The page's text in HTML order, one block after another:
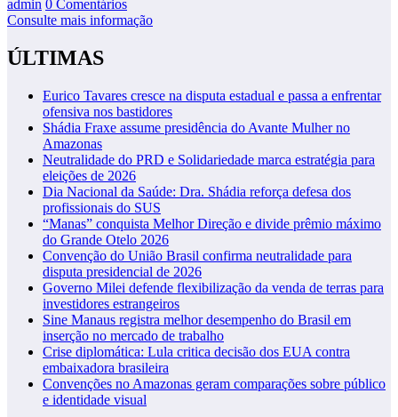
admin 0 Comentários
Consulte mais informação
ÚLTIMAS
Eurico Tavares cresce na disputa estadual e passa a enfrentar
ofensiva nos bastidores
Shádia Fraxe assume presidência do Avante Mulher no
Amazonas
Neutralidade do PRD e Solidariedade marca estratégia para
eleições de 2026
Dia Nacional da Saúde: Dra. Shádia reforça defesa dos
profissionais do SUS
“Manas” conquista Melhor Direção e divide prêmio máximo
do Grande Otelo 2026
Convenção do União Brasil confirma neutralidade para
disputa presidencial de 2026
Governo Milei defende flexibilização da venda de terras para
investidores estrangeiros
Sine Manaus registra melhor desempenho do Brasil em
inserção no mercado de trabalho
Crise diplomática: Lula critica decisão dos EUA contra
embaixadora brasileira
Convenções no Amazonas geram comparações sobre público
e identidade visual